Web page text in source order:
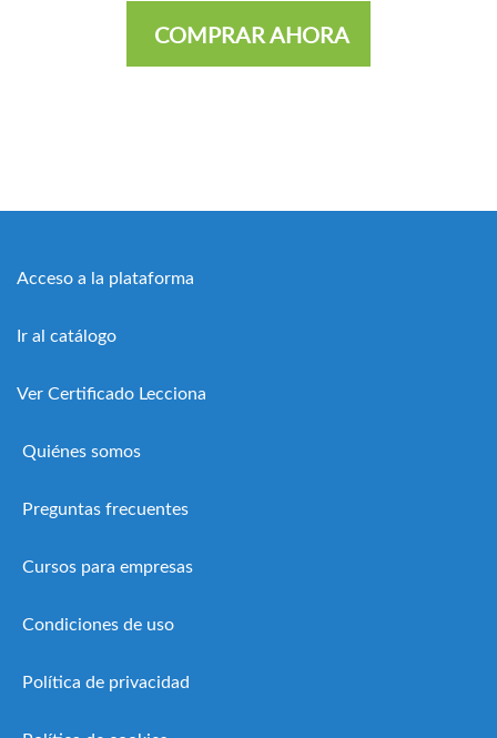
COMPRAR AHORA
Acceso a la plataforma
Ir al catálogo
Ver Certificado Lecciona
Quiénes somos
Preguntas frecuentes
Cursos para empresas
Condiciones de uso
Política de privacidad